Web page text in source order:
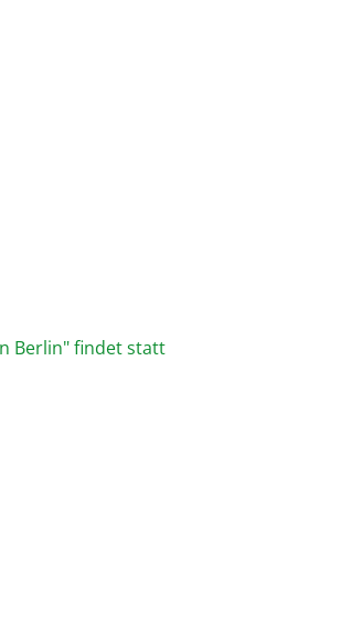
Berlin" findet statt